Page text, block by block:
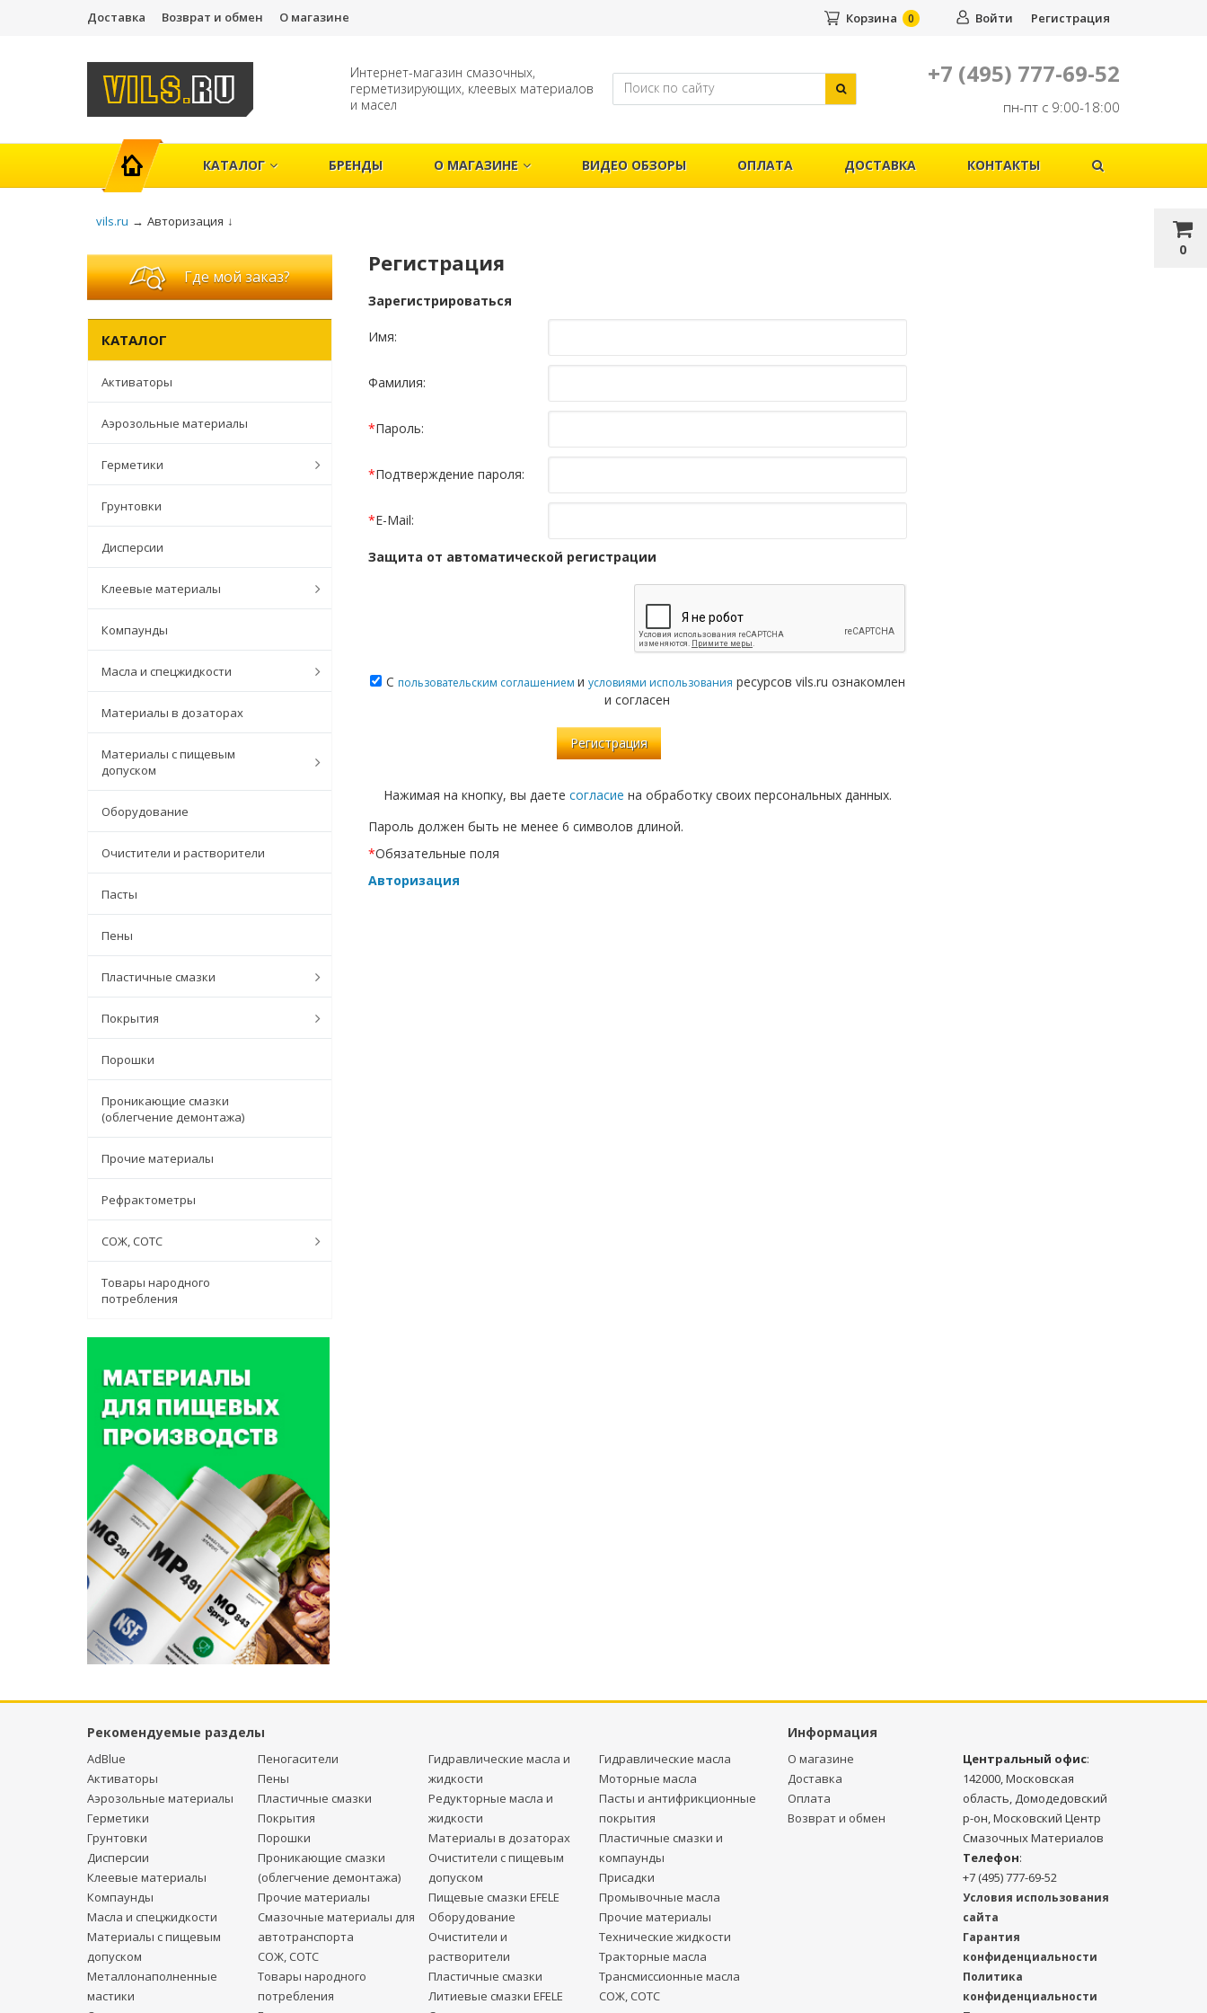
Доставка Возврат и обмен О магазине
0
Войти Регистрация
Корзина 0
Интернет-магазин смазочных,
герметизирующих, клеевых материалов
и масел
+7 (495) 777-69-52
пн-пт с 9:00-18:00
ГЛАВНАЯ
КАТАЛОГ БРЕНДЫ О МАГАЗИНЕ ВИДЕО ОБЗОРЫ ОПЛАТА ДОСТАВКА КОНТАКТЫ
vils.ru → Авторизация ↓
Где мой заказ?
КАТАЛОГ
Активаторы
Аэрозольные материалы
Герметики
Грунтовки
Дисперсии
Клеевые материалы
Компаунды
Масла и спецжидкости
Материалы в дозаторах
Материалы с пищевым
допуском
Оборудование
Очистители и растворители
Пасты
Пены
Пластичные смазки
Покрытия
Порошки
Проникающие смазки
(облегчение демонтажа)
Прочие материалы
Рефрактометры
СОЖ, СОТС
Товары народного
потребления
Регистрация
Зарегистрироваться
Имя:
Фамилия:
*Пароль:
*Подтверждение пароля:
*E-Mail:
Защита от автоматической регистрации
С пользовательским соглашением и условиями использования ресурсов vils.ru ознакомлен
и согласен
Нажимая на кнопку, вы даете согласие на обработку своих персональных данных.
Пароль должен быть не менее 6 символов длиной.
*Обязательные поля
Авторизация
Рекомендуемые разделы Информация
AdBlue
Активаторы
Аэрозольные материалы
Герметики
Грунтовки
Дисперсии
Клеевые материалы
Компаунды
Масла и спецжидкости
Материалы с пищевым
допуском
Металлонаполненные
мастики
Пеногасители
Пены
Пластичные смазки
Покрытия
Порошки
Проникающие смазки
(облегчение демонтажа)
Прочие материалы
Смазочные материалы для
автотранспорта
СОЖ, СОТС
Товары народного
потребления
Гидравлические масла и
жидкости
Редукторные масла и
жидкости
Материалы в дозаторах
Очистители с пищевым
допуском
Пищевые смазки EFELE
Оборудование
Очистители и
растворители
Пластичные смазки
Литиевые смазки EFELE
Гидравлические масла
Моторные масла
Пасты и антифрикционные
покрытия
Пластичные смазки и
компаунды
Присадки
Промывочные масла
Прочие материалы
Технические жидкости
Тракторные масла
Трансмиссионные масла
СОЖ, СОТС
О магазине
Доставка
Оплата
Возврат и обмен
Центральный офис:
142000, Московская
область, Домодедовский
р-он, Московский Центр
Смазочных Материалов
Телефон:
+7 (495) 777-69-52
Условия использования
сайта
Гарантия
конфиденциальности
Политика
конфиденциальности